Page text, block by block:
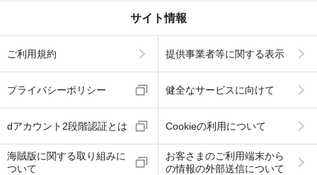
サイト情報
ご利用規約 提供事業者等に関する表示
プライバシーポリシー 健全なサービスに向けて
dアカウント2段階認証とは Cookieの利用について
海賊版に関する取り組みに
ついて
お客さまのご利用端末から
の情報の外部送信について